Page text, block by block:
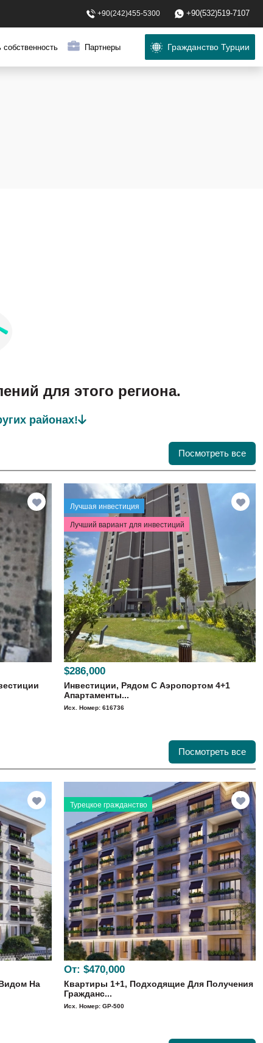
+90(242)455-5300 +90(532)519-7107
собственность Партнеры Гражданство Турции
для этого региона.
районах!
Посмотреть все
Лучшая инвестиция
Лучший вариант для инвестиций
$286,000
Инвестиции, Рядом С Аэропортом 4+1
Апартаменты...
Исх. Номер: 616736
Посмотреть все
На
Турецкое гражданство
От: $470,000
Квартиры 1+1, Подходящие Для Получения
Гражданс...
Исх. Номер: GP-500